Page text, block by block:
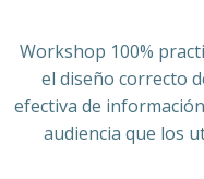
Workshop 100%
el diseño correcto
efectiva de
audiencia que los